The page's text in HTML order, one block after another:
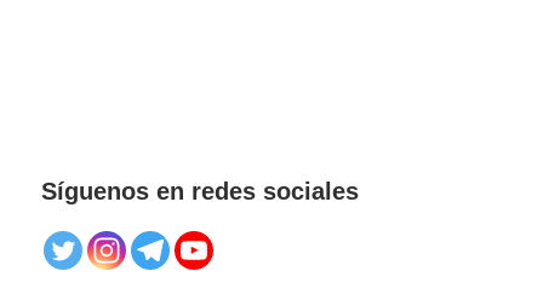
Síguenos en redes sociales